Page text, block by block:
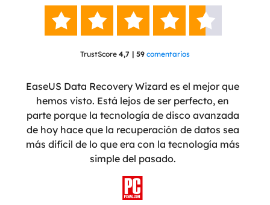
    
TrustScore 4,7 | 59 comentarios
EaseUS Data Recovery Wizard es el mejor que
hemos visto. Está lejos de ser perfecto, en
parte porque la tecnología de disco avanzada
de hoy hace que la recuperación de datos sea
más difícil de lo que era con la tecnología más
simple del pasado.
